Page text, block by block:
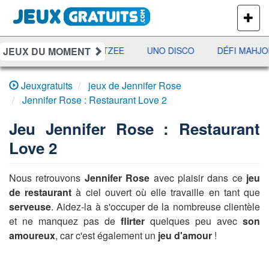
PLUS
DE
JEUX
JEUX DU MOMENT
JETX YAHTZEE UNO DISCO DÉFI
Jeuxgratuits
jeux de Jennifer Rose
Jennifer Rose : Restaurant Love 2
Jeu Jennifer Rose : Restaurant
Love 2
Nous retrouvons Jennifer Rose avec plaisir dans ce jeu
de restaurant à ciel ouvert où elle travaille en tant que
serveuse. Aidez-la à s'occuper de la nombreuse clientèle
et ne manquez pas de flirter quelques peu avec son
amoureux, car c'est également un jeu d'amour !